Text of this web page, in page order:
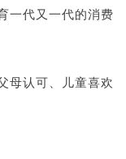
一代又一代的消费
母认可、儿童喜欢